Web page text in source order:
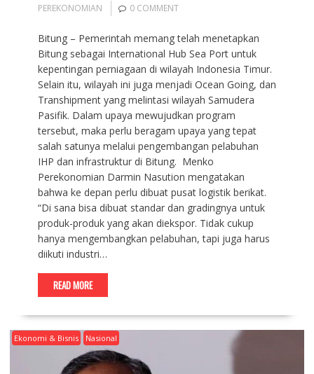
PEREKONOMIAN
0 COMMENT
Bitung – Pemerintah memang telah menetapkan
Bitung sebagai International Hub Sea Port untuk
kepentingan perniagaan di wilayah Indonesia Timur.
Selain itu, wilayah ini juga menjadi Ocean Going, dan
Transhipment yang melintasi wilayah Samudera
Pasifik. Dalam upaya mewujudkan program
tersebut, maka perlu beragam upaya yang tepat
salah satunya melalui pengembangan pelabuhan
IHP dan infrastruktur di Bitung. Menko
Perekonomian Darmin Nasution mengatakan
bahwa ke depan perlu dibuat pusat logistik berikat.
“Di sana bisa dibuat standar dan gradingnya untuk
produk-produk yang akan diekspor. Tidak cukup
hanya mengembangkan pelabuhan, tapi juga harus
diikuti industri…
READ MORE
Ekonomi & Bisnis Nasional